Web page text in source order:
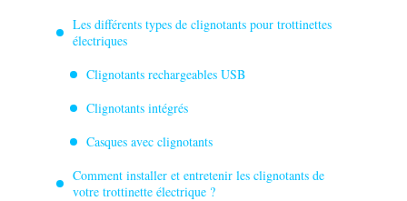
Les différents types de clignotants pour trottinettes
électriques
Clignotants rechargeables USB
Clignotants intégrés
Casques avec clignotants
Comment installer et entretenir les clignotants de
votre trottinette électrique ?